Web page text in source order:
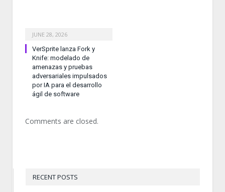
JUNE 28, 2026
VerSprite lanza Fork y
Knife: modelado de
amenazas y pruebas
adversariales impulsados
por IA para el desarrollo
ágil de software
Comments are closed.
RECENT POSTS